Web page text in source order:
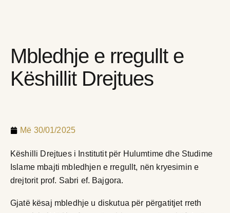
Mbledhje e rregullt e
Këshillit Drejtues
Më 30/01/2025
Këshilli Drejtues i Institutit për Hulumtime dhe Studime
Islame mbajti mbledhjen e rregullt, nën kryesimin e
drejtorit prof. Sabri ef. Bajgora.
Gjatë kësaj mbledhje u diskutua për përgatitjet rreth